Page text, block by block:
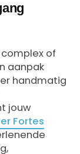
of
aanpak
handmatig
jouw
Fortes